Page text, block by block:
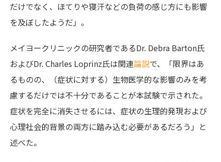
だけでなく、ほてりや寝汗などの負荷の感じ方にも影響
を及ぼしたようだ」。
メイヨークリニックの研究者であるDr. Debra Barton氏
およびDr. Charles Loprinz氏は関連論説で、「限界はあ
るものの、（症状に対する）生物医学的な影響のみを考
慮するだけでは不十分であることが本試験で示された。
症状を完全に消失させるには、症状の生理的発現および
心理社会的背景の両方に踏み込む必要があるだろう」と
述べた。